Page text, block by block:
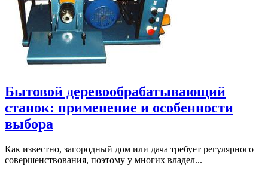
Бытовой деревообрабатывающий
станок: применение и особенности
выбора
Как известно, загородный дом или дача требует регулярного
совершенствования, поэтому у многих владел...